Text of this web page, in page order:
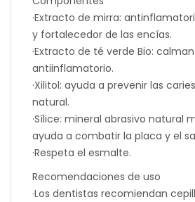
·Extracto de mirra:
y fortalecedor de las encías.
·Extracto de té verde Bio:
antiinflamatorio.
·Xilitol: ayuda a prevenir las
natural.
·Sílice: mineral abrasivo natural
ayuda a combatir la placa y el
·Respeta el esmalte.
Recomendaciones de uso
·Los dentistas recomiendan